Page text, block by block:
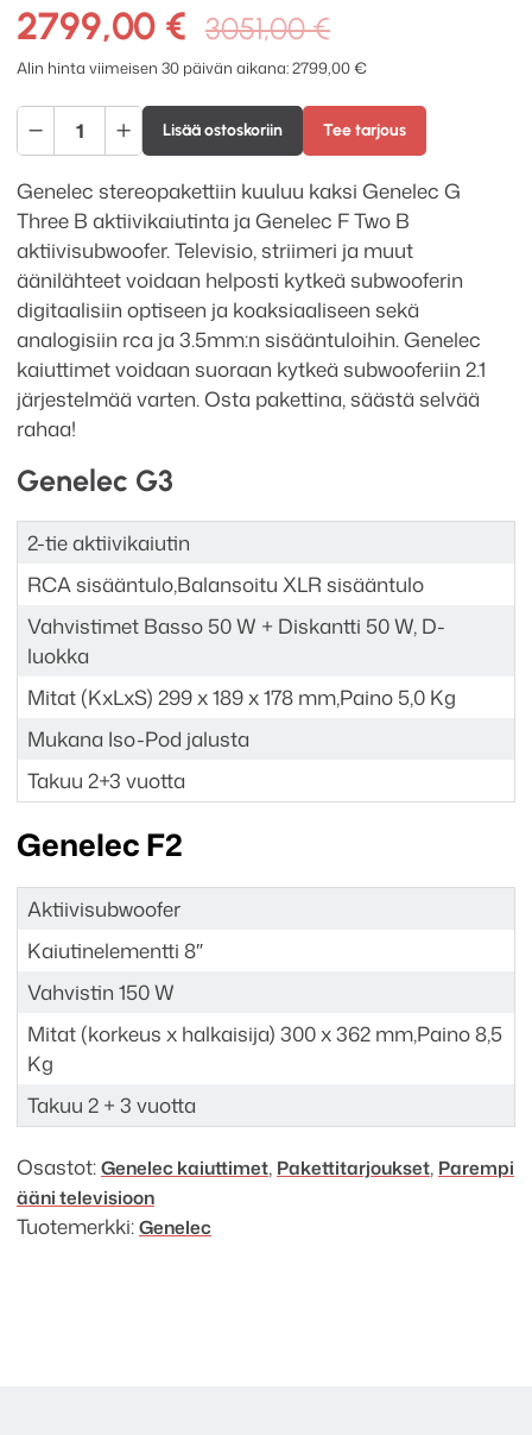
3051,00€
hinta
oli:
3051,00 €.
2799,00 €
Nykyinen
hinta
on:
2799,00 €.
Alin hinta viimeisen 30 päivän aikana:2799,00€
Genelec
G
Three
+
Genelec
F
Two
2.1
kaiutinpaketti
määrä
Lisää ostoskoriin Tee tarjous
Genelec stereopakettiin kuuluu kaksi Genelec G
Three B aktiivikaiutinta ja Genelec F Two B
aktiivisubwoofer. Televisio, striimeri ja muut
äänilähteet voidaan helposti kytkeä subwooferin
digitaalisiin optiseen ja koaksiaaliseen sekä
analogisiin rca ja 3.5mm:n sisääntuloihin. Genelec
kaiuttimet voidaan suoraan kytkeä subwooferiin 2.1
järjestelmää varten. Osta pakettina, säästä selvää
rahaa!
Genelec G3
2-tie aktiivikaiutin
RCA sisääntulo,Balansoitu XLR sisääntulo
Vahvistimet Basso 50 W + Diskantti 50 W, D-
luokka
Mitat (KxLxS) 299 x 189 x 178 mm,Paino 5,0 Kg
Mukana Iso-Pod jalusta
Takuu 2+3 vuotta
Genelec F2
Aktiivisubwoofer
Kaiutinelementti 8″
Vahvistin 150 W
Mitat (korkeus x halkaisija) 300 x 362 mm,Paino 8,5
Kg
Takuu 2 + 3 vuotta
Osastot:Genelec kaiuttimet, Paketti­­­tarjoukset, Parempi
ääni televisioon
Tuotemerkki:Genelec